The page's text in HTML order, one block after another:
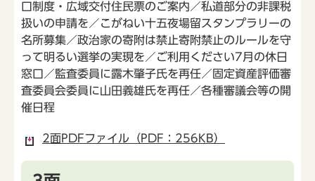
口制度・広域交付住民票のご案内／私道部分の非課税
扱いの申請を／こがねい十五夜場留スタンプラリーの
名所募集／政治家の寄附は禁止寄附禁止のルールを守
って明るい選挙の実現を／ご利用ください7月の休日
窓口／監査委員に露木肇子氏を再任／固定資産評価審
査委員会委員に山田義雄氏を再任／各種審議会等の開
催日程
2面PDFファイル（PDF：256KB）